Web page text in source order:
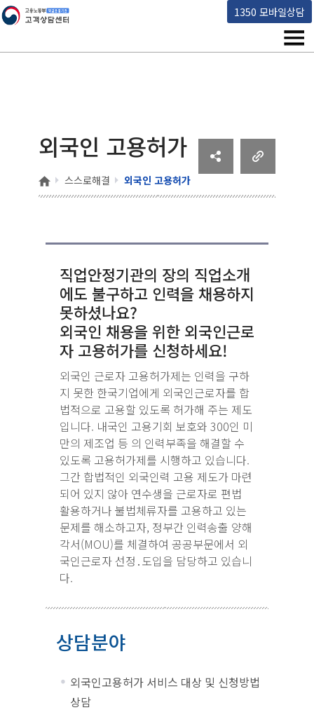
1350 모바일상담
고용노동부 책임운영기관 고객상담센터
메
외국인 고용허가
홈 스스로해결 외국인 고용허가
직업안정기관의 장의 직업소개
에도 불구하고 인력을 채용하지
못하셨나요?
외국인 채용을 위한 외국인근로
자 고용허가를 신청하세요!
외국인 근로자 고용허가제는 인력을 구하
지 못한 한국기업에게 외국인근로자를 합
법적으로 고용할 있도록 허가해 주는 제도
입니다. 내국인 고용기회 보호와 300인 미
만의 제조업 등 의 인력부족을 해결할 수
있도록 고용허가제를 시행하고 있습니다.
그간 합법적인 외국인력 고용 제도가 마련
되어 있지 않아 연수생을 근로자로 편법
활용하거나 불법체류자를 고용하고 있는
문제를 해소하고자, 정부간 인력송출 양해
각서(MOU)를 체결하여 공공부문에서 외
국인근로자 선정․도입을 담당하고 있습니
다.
상담분야
외국인고용허가 서비스 대상 및 신청방법
상담